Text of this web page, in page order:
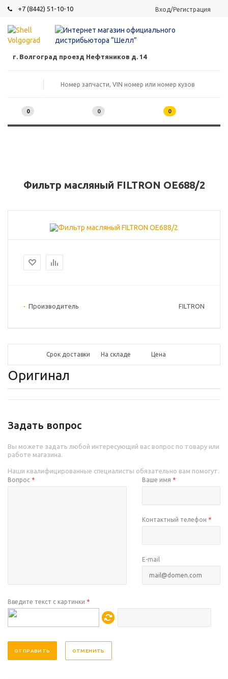
+7 (8442) 51-10-10 Вход/Регистрация
г. Волгоград проезд Нефтяников д. 14
0 0 0
Фильтр масляный FILTRON OE688/2
Производитель FILTRON
Срок доставки На складе Цена
Оригинал
Задать вопрос
Вы можете задать любой интересующий вас вопрос по товару или
работе магазина.
Наши квалифицированные специалисты обязательно вам помогут.
Вопрос * Ваше имя *
Контактный телефон *
E-mail
Введите текст с картинки *
ОТМЕНИТЬ